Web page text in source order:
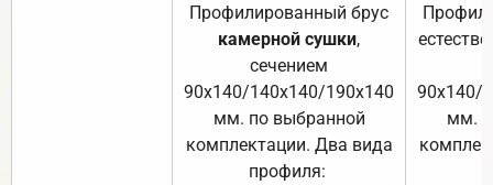
Профилированный брус
камерной сушки,
сечением
90х140/140х140/190х140
мм. по выбранной
комплектации. Два вида
профиля:
90х140/
мм.